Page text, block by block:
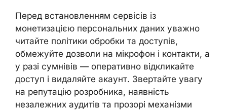
Перед встановленням сервісів із
монетизацією персональних даних уважно
читайте політики обробки та доступів,
обмежуйте дозволи на мікрофон і контакти, а
у разі сумнівів — оперативно відкликайте
доступ і видаляйте акаунт. Звертайте увагу
на репутацію розробника, наявність
незалежних аудитів та прозорі механізми